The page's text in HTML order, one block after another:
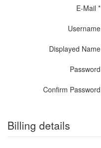
E-Mail *
Username
Displayed Name
Password
Confirm Password
Billing details